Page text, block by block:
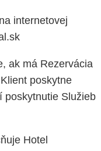
internetovej
ak má Rezervácia
poskytne
poskytnutie Služieb
Hotel